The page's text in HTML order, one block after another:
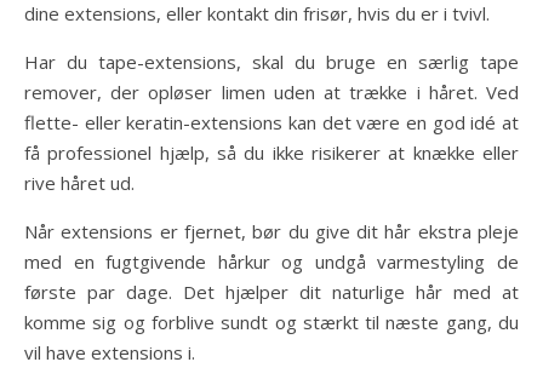
dine extensions, eller kontakt din frisør, hvis du er i tvivl.
Har du tape-extensions, skal du bruge en særlig tape
remover, der opløser limen uden at trække i håret. Ved
flette- eller keratin-extensions kan det være en god idé at
få professionel hjælp, så du ikke risikerer at knække eller
rive håret ud.
Når extensions er fjernet, bør du give dit hår ekstra pleje
med en fugtgivende hårkur og undgå varmestyling de
første par dage. Det hjælper dit naturlige hår med at
komme sig og forblive sundt og stærkt til næste gang, du
vil have extensions i.